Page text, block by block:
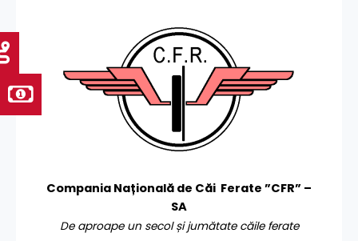
Compania Națională de Căi Ferate ”CFR” –
SA
De aproape un secol și jumătate căile ferate